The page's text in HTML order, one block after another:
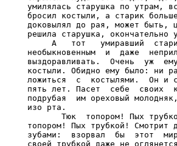
умилялась старушка по утрам,
бросил костыли, а старик
доковылял до рая, может быть,
решила старушка, окончательно
А   тот   умиравший
необыкновенным  и  даже
выздоравливать.  Очень  уж
костыли. Обидно ему было: ни
ложиться  с  костылями.  Он и
пять лет. Пасет  себе  своих
подрубая  им ореховый
изо рта.
Тюк  топором! Пых
топором! Пых трубкой! Смотрит
зубами:  взорвал  бы  этот
своей трубкой даже не